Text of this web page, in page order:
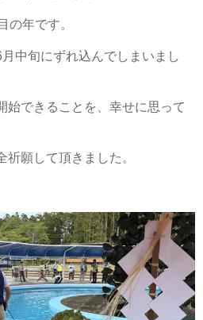
の年です。
中旬にずれ込んでしまいまし
始できることを、幸せに思って
願して頂きました。